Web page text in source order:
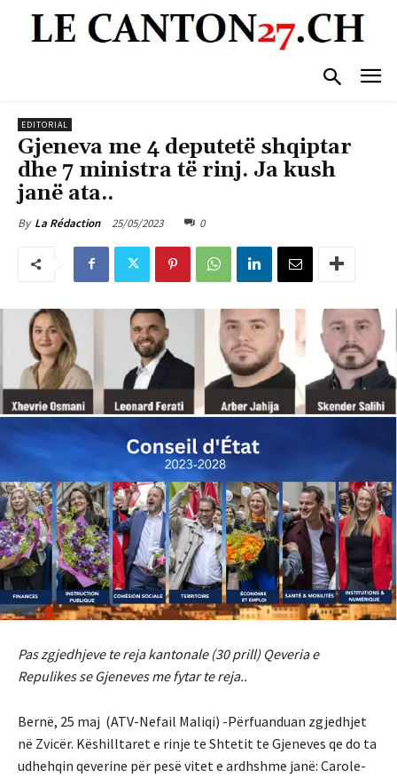
EDITORIAL
Gjeneva me 4 deputetë shqiptar
dhe 7 ministra të rinj. Ja kush
janë ata..
By La Rédaction 25/05/2023 0
Pas zgjedhjeve te reja kantonale (30 prill) Qeveria e
Repulikes se Gjeneves me fytar te reja..
Bernë, 25 maj (ATV-Nefail Maliqi) -Përfuanduan zgjedhjet
në Zvicër. Këshilltaret e rinje te Shtetit te Gjeneves qe do ta
udhehqin qeverine për pesë vitet e ardhshme janë: Carole-